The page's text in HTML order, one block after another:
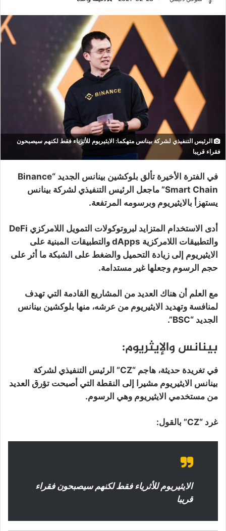
الرئيس التنفيذي لشركة بينانس متهكما: الايثيريوم للأثرياء فقط لكنهم سيصبحون
فقراء قريبا
في الفترة الأخيرة تألق بلوكشين بينانس الجديد “Binance
Smart Chain” ماجعل الرئيس التنفيذي لشركة بينانس
يستهزأ بالايثيريوم وبرسومه المرتفعة.
أدى الاستخدام المتزايد لبروتوكولات التمويل اللامركزي DeFi
والتطبيقات اللامركزية dApps والتطبيقات المبنية على
الايثيريوم إلى زيادة التحميل والضغط على الشبكة ما أثر على
حجم الرسوم وجعلها غير مستدامة.
مع العلم أن هناك العديد من المشاريع القادمة التي تهدف
لمنافسة وتهديد الايثيريوم من عرشه، منها بلوكشين بينانس
الجديد “BSC”.
بينانس والإيثريوم:
في تغريدة حديثة، هاجم “CZ” الرئيس التنفيذي لشركة
بينانس الايثيريوم مشيرا إلى النقطة التي أصبحت تؤرق العديد
من مستخدمي الايثيريوم وهي الرسوم.
غرد “CZ” بالقول:
الايثيريوم للأثرياء فقط لكنهم سيصبحون فقراء
قريبا